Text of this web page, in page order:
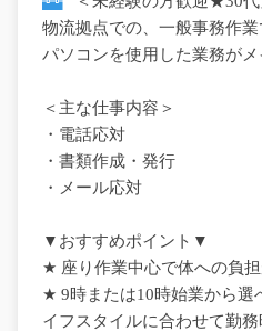
物流拠点での、一般事務作業
パソコンを使用した業務がメ
＜主な仕事内容＞
・電話応対
・書類作成・発行
・メール応対
▼おすすめポイント▼
★ 座り作業中心で体への負
★ 9時または10時始業から選
イフスタイルに合わせて勤